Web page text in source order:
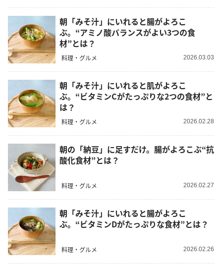
朝「みそ汁」にいれると腸がよろこ
ぶ。“アミノ酸バランスがよい3つの食
材”とは？
料理・グルメ 2026.03.03
朝「みそ汁」にいれると肌がよろこ
ぶ。“ビタミンCがたっぷりな2つの食材”と
は？
料理・グルメ 2026.02.28
朝の「納豆」に足すだけ。腸がよろこぶ“抗
酸化食材”とは？
料理・グルメ 2026.02.27
朝「みそ汁」にいれると腸がよろこ
ぶ。“ビタミンDがたっぷりな食材”とは？
料理・グルメ 2026.02.26